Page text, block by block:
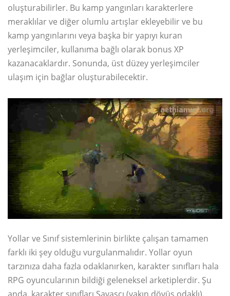
oluşturabilirler. Bu kamp yangınları karakterlere
meraklılar ve diğer olumlu artışlar ekleyebilir ve bu
kamp yangınlarını veya başka bir yapıyı kuran
yerleşimciler, kullanıma bağlı olarak bonus XP
kazanacaklardır. Sonunda, üst düzey yerleşimciler
ulaşım için bağlar oluşturabilecektir.
Yollar ve Sınıf sistemlerinin birlikte çalışan tamamen
farklı iki şey olduğu vurgulanmalıdır. Yollar oyun
tarzınıza daha fazla odaklanırken, karakter sınıfları hala
RPG oyuncularının bildiği geleneksel arketiplerdir. Şu